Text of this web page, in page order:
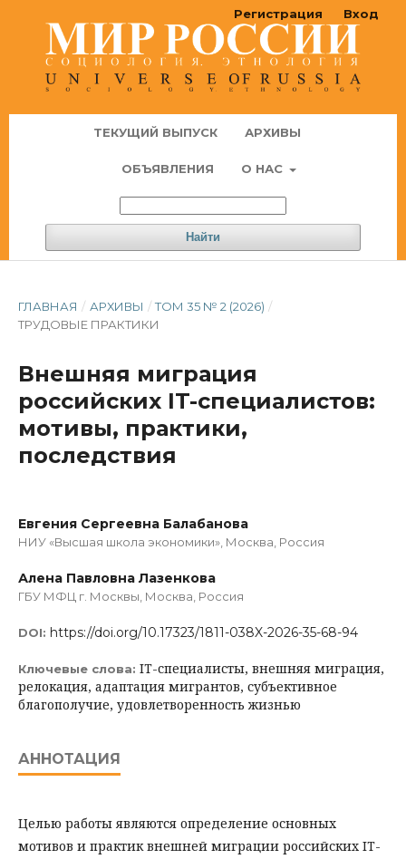
ТЕКУЩИЙ ВЫПУСК АРХИВЫ
ОБЪЯВЛЕНИЯ О НАС
Найти
Регистрация Вход
ГЛАВНАЯ / АРХИВЫ / ТОМ 35 № 2 (2026) /
ТРУДОВЫЕ ПРАКТИКИ
Внешняя миграция
российских IT-специалистов:
мотивы, практики,
последствия
Евгения Сергеевна Балабанова
НИУ «Высшая школа экономики», Москва, Россия
Алена Павловна Лазенкова
ГБУ МФЦ г. Москвы, Москва, Россия
DOI: https://doi.org/10.17323/1811-038X-2026-35-68-94
Ключевые слова: IT-специалисты, внешняя миграция,
релокация, адаптация мигрантов, субъективное
благополучие, удовлетворенность жизнью
АННОТАЦИЯ
Целью работы являются определение основных
мотивов и практик внешней миграции российских IT-